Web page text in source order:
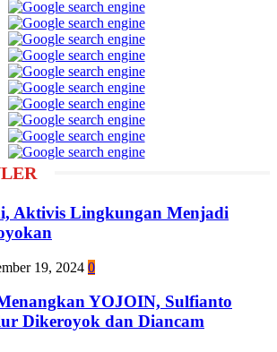
Aktivis Lingkungan Menjadi
19, 2024 0
YOJOIN, Sulfianto
Dikeroyok dan Diancam